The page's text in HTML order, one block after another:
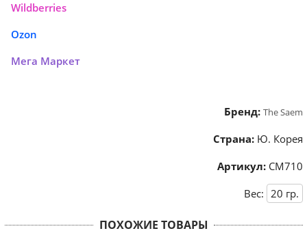
Wildberries
Ozon
Мега Маркет
Бренд: The Saem
Страна: Ю. Корея
Артикул: СМ710
Вес: 20 гр.
ПОХОЖИЕ ТОВАРЫ